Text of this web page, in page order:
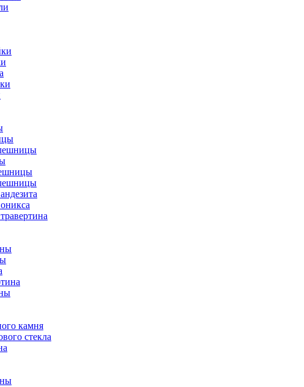
камня
стекла